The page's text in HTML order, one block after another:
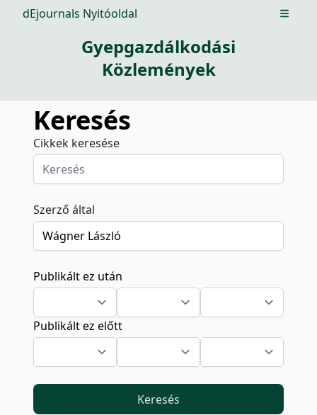
dEjournals Nyitóoldal Open
Gyepgazdálkodási
Közlemények
Keresés
Cikkek keresése
Szerző által
Publikált ez után
Publikált ez előtt
Keresés